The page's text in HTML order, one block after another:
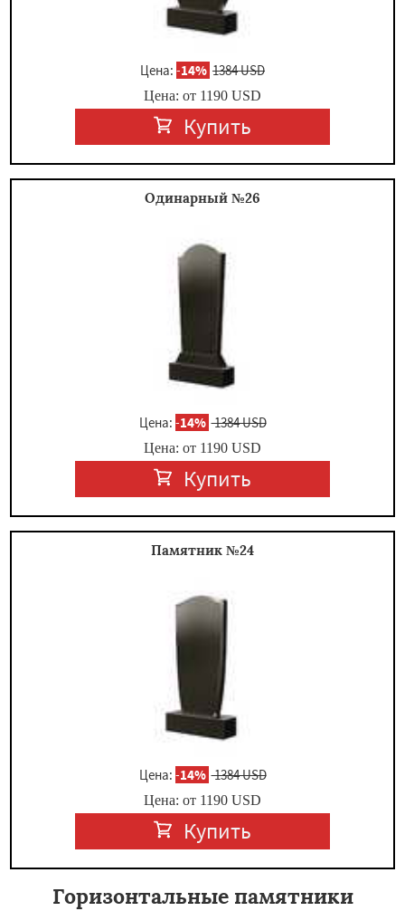
Цена: -14% 1384 USD
Цена: от 1190 USD
Купить
Одинарный №26
Цена: -14% 1384 USD
Цена: от 1190 USD
Купить
Памятник №24
Цена: -14% 1384 USD
Цена: от 1190 USD
Купить
Горизонтальные памятники